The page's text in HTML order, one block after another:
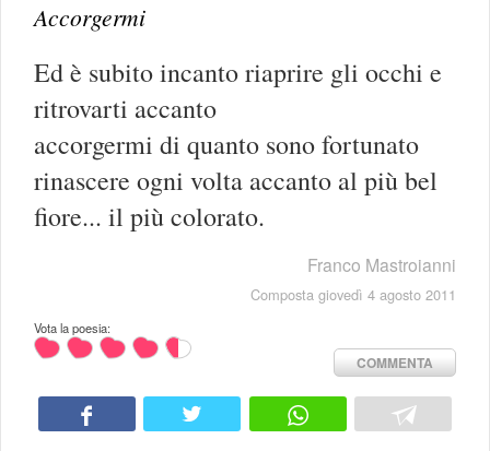
Accorgermi
Ed è subito incanto riaprire gli occhi e
ritrovarti accanto
accorgermi di quanto sono fortunato
rinascere ogni volta accanto al più bel
fiore... il più colorato.
Franco Mastroianni
Composta giovedì 4 agosto 2011
Vota la poesia:
COMMENTA